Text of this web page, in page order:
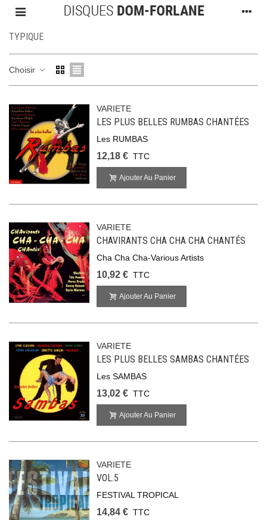
TYPIQUE
Choisir
VARIETE
LES PLUS BELLES RUMBAS CHANTÉES
Les RUMBAS
12,18 € TTC
Ajouter Au Panier
VARIETE
CHAVIRANTS CHA CHA CHA CHANTÉS
Cha Cha Cha-Various Artists
10,92 € TTC
Ajouter Au Panier
VARIETE
LES PLUS BELLES SAMBAS CHANTÉES
Les SAMBAS
13,02 € TTC
Ajouter Au Panier
VARIETE
VOL.5
FESTIVAL TROPICAL
14,84 € TTC